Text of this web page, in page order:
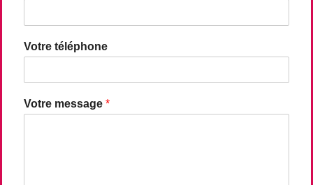
Votre téléphone
Votre message *